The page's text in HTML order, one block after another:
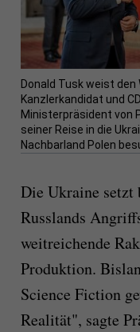
Donald Tusk weist den
Kanzlerkandidat und
Ministerpräsident von
seiner Reise in die
Nachbarland Polen
Die Ukraine setzt
Russlands
weitreichende
Produktion.
Science Fiction
Realität", sagte